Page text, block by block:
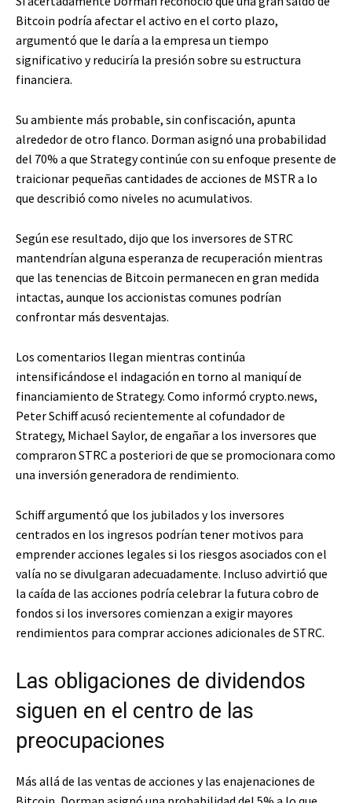
Bitcoin podría afectar el activo en el corto plazo,
argumentó que le daría a la empresa un tiempo
significativo y reduciría la presión sobre su estructura
financiera.
Su ambiente más probable, sin confiscación, apunta
alrededor de otro flanco. Dorman asignó una probabilidad
del 70% a que Strategy continúe con su enfoque presente de
traicionar pequeñas cantidades de acciones de MSTR a lo
que describió como niveles no acumulativos.
Según ese resultado, dijo que los inversores de STRC
mantendrían alguna esperanza de recuperación mientras
que las tenencias de Bitcoin permanecen en gran medida
intactas, aunque los accionistas comunes podrían
confrontar más desventajas.
Los comentarios llegan mientras continúa
intensificándose el indagación en torno al maniquí de
financiamiento de Strategy. Como informó crypto.news,
Peter Schiff acusó recientemente al cofundador de
Strategy, Michael Saylor, de engañar a los inversores que
compraron STRC a posteriori de que se promocionara como
una inversión generadora de rendimiento.
Schiff argumentó que los jubilados y los inversores
centrados en los ingresos podrían tener motivos para
emprender acciones legales si los riesgos asociados con el
valía no se divulgaran adecuadamente. Incluso advirtió que
la caída de las acciones podría celebrar la futura cobro de
fondos si los inversores comienzan a exigir mayores
rendimientos para comprar acciones adicionales de STRC.
Las obligaciones de dividendos
siguen en el centro de las
preocupaciones
Más allá de las ventas de acciones y las enajenaciones de